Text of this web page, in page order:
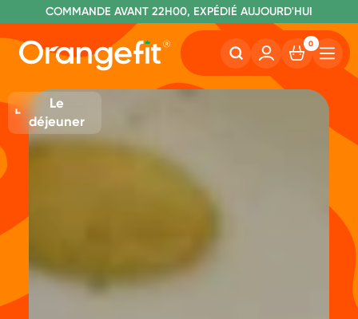
SANS LACTOSE ET SUCRALOSE
COMMANDE AVANT 22H00, EXPÉDIÉ AUJOURD'HUI
LIVRAISON GRATUITE À PARTIR DE 40€
0
Le
déjeuner